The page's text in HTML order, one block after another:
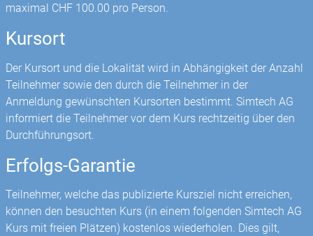
maximal CHF 100.00 pro Person.
Kursort
Der Kursort und die Lokalität wird in Abhängigkeit der Anzahl
Teilnehmer sowie den durch die Teilnehmer in der
Anmeldung gewünschten Kursorten bestimmt. Simtech AG
informiert die Teilnehmer vor dem Kurs rechtzeitig über den
Durchführungsort.
Erfolgs-Garantie
Teilnehmer, welche das publizierte Kursziel nicht erreichen,
können den besuchten Kurs (in einem folgenden Simtech AG
Kurs mit freien Plätzen) kostenlos wiederholen. Dies gilt,